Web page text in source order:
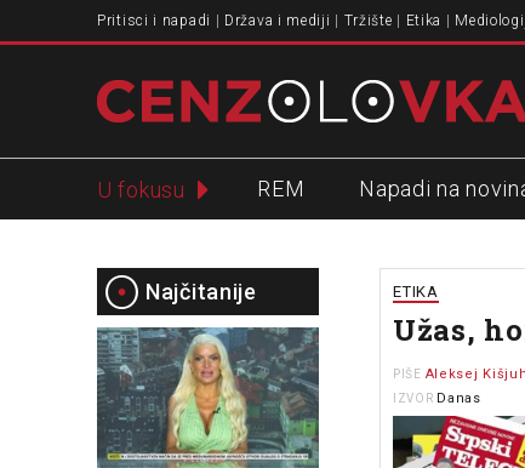
Pritisci i napadi Država i mediji Tržište Etika
U fokusu REM Napadi na
Najčitanije
ETIKA
Užas,
PIŠE Aleksej
IZVOR Danas